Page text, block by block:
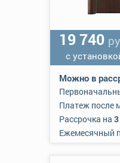
19 740
с
Можно в
Платеж после
Рассрочка на
Ежемесячный